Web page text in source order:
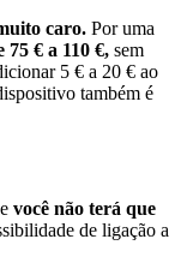
caro. Por uma
75 € a 110 €, sem
5 € a 20 € ao
também é
você não terá que
de ligação a